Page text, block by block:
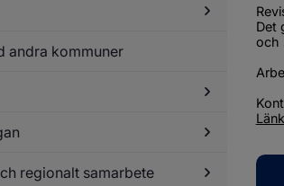
och
Undersidor
handlingar
Undersidor
Anslagstavla
andra kommuner
Undersidor
Pressmaterial
Undersidor
regionalt samarbete
Det
och